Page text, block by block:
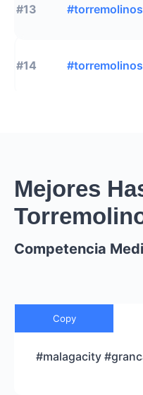
#13
#14
Mejores
Competencia
Copy
#malagacity